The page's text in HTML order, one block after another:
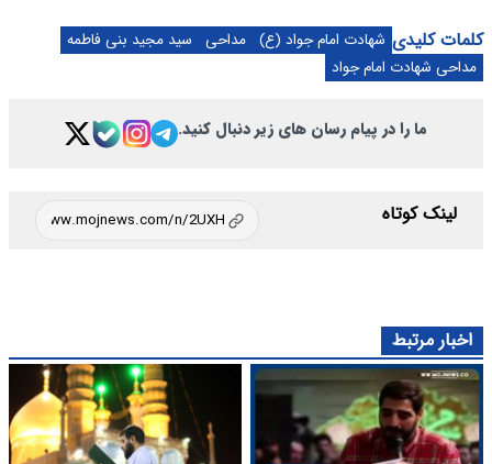
کلمات کلیدی شهادت امام جواد (ع) مداحی
سید مجید بنی فاطمه
مداحی شهادت امام جواد
ما را در پیام رسان های زیر دنبال کنید.
لینک کوتاه
اخبار مرتبط